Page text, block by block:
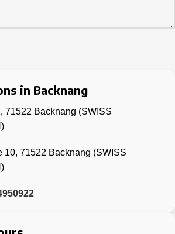
in Backnang
71522 Backnang (SWISS
10, 71522 Backnang (SWISS